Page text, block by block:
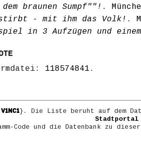
braunen Sumpf""! .
stirbt - mit ihm das Volk! .
in 3 Aufzügen und
118574841 .
}. Die Liste beruht auf dem
Stadtportal
Code und die Datenbank zu